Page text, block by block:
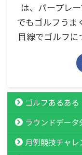
は、パープレ
でもゴルフうま
目線でゴルフに
ゴルフあるある
ラウンドデータ
月例競技チャレ